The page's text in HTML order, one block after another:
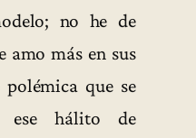
no he de
amo más en sus
que se
ese hálito de